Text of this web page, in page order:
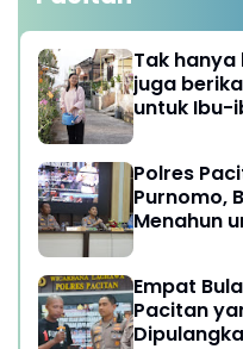
Tak hanya
juga
untuk Ibu-
Polres
Purnomo,
Menahun
Empat
Pacitan